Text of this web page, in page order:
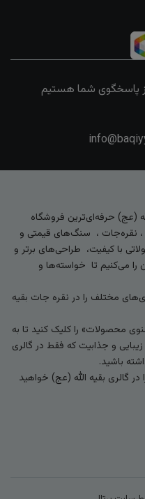
(عج) حرفه‌ای‌ترین فروشگاه
، نقره‌جات ، سنگ‌های قیمتی و
با کیفیت، طراحی‌های برتر و
می‌کنیم تا خواسته‌ها و
مختلف را در نقره جات بقیه
محصولات» را کلیک کنید تا به
زیبایی و جذابیت که فقط در گالری
باشید.
گالری بقیه الله (عج) خواهید